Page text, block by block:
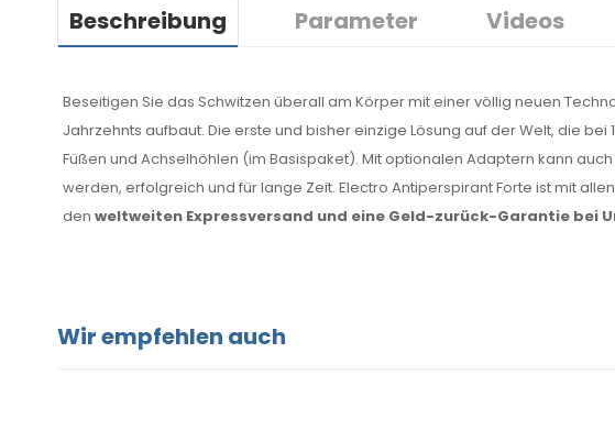
Beschreibung Parameter Videos
Beseitigen Sie das Schwitzen überall am Körper mit einer völlig neuen
Jahrzehnts aufbaut. Die erste und bisher einzige Lösung auf der Welt, die
Füßen und Achselhöhlen (im Basispaket). Mit optionalen Adaptern kann
werden, erfolgreich und für lange Zeit. Electro Antiperspirant Forte ist mit
den weltweiten Expressversand und eine Geld-zurück-Garantie bei
Wir empfehlen auch